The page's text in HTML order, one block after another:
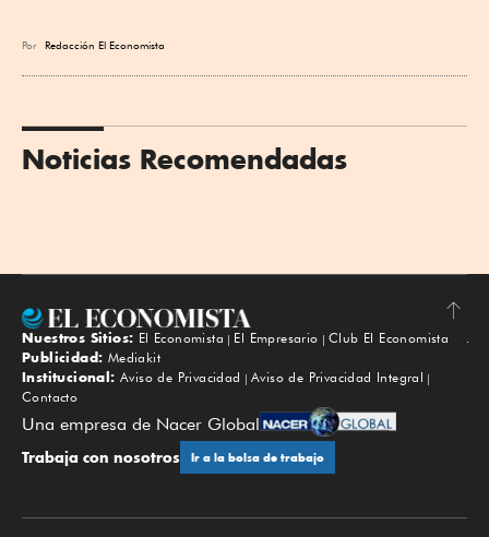
Por Redacción El Economista
Noticias Recomendadas
Subir
Nuestros Sitios: El Economista El Empresario
Club El Economista
Publicidad: Mediakit
Institucional: Aviso de Privacidad
Aviso de Privacidad Integral
Contacto
Una empresa de Nacer Global
Trabaja con nosotros Ir a la bolsa de trabajo